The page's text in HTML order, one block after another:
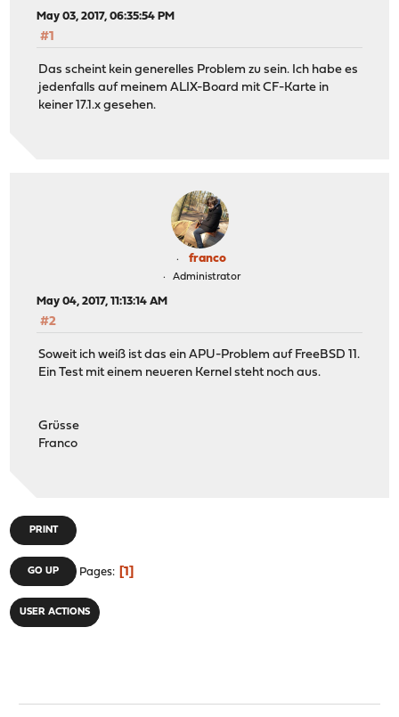
May 03, 2017, 06:35:54 PM
#1
Das scheint kein generelles Problem zu sein. Ich habe es
jedenfalls auf meinem ALIX-Board mit CF-Karte in
keiner 17.1.x gesehen.
franco
Administrator
May 04, 2017, 11:13:14 AM
#2
Soweit ich weiß ist das ein APU-Problem auf FreeBSD 11.
Ein Test mit einem neueren Kernel steht noch aus.
Grüsse
Franco
PRINT
GO UP Pages 1
USER ACTIONS